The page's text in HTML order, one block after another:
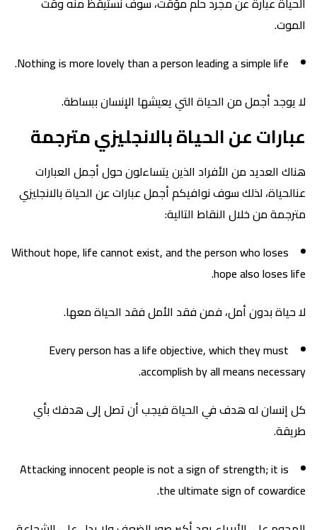
الموت.
Nothing is more lovely than a person leading a simple life.
لا يوجد أجمل من الحياة التي يعيشها الإنسان ببساطة.
عبارات عن الحياة بالانجليزي مترجمة
هناك العديد من الأفراد الذين يتساءلون حول أجمل العبارات
عنالحياة، لذلك سوف نوافيكم أجمل عبارات عن الحياة بالانجليزي
مترجمة من خلال النقاط التالية:
Without hope, life cannot exist, and the person who loses
hope also loses life.
لا حياة بدون أمل، فمن فقد الأمل فقد الحياة معها.
Every person has a life objective, which they must
accomplish by all means necessary.
كل إنسان له هدف في الحياة فيجب أن تصل إلى هدفك بأي
طريقة.
Attacking innocent people is not a sign of strength; it is
the ultimate sign of cowardice.